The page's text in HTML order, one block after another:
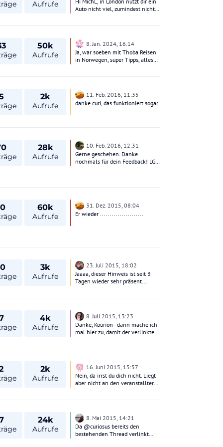
zurück.
Aufrufe
Auto nicht viel, zumindest nicht
wegen des anschließenden
Entspannungseffektes ;). Wie
man das dann mit dem
Mietwagen am geschicktesten
und nach dem London-
Aufenthalt mit Öffis zum
Rückflug-Flughafen und von dort
Gruß, Rudy
50k
Aufrufe
8. Jan. 2024, 16:14
Ja, war soeben mit Thoba Reisen
in Norwegen, super Tipps, alles
2k
Aufrufe
11. Feb. 2016, 11:35
danke curi, das funktioniert sogar
28k
Aufrufe
10. Feb. 2016, 12:31
Gerne geschehen. Danke
nochmals für dein Feedback! LG
60k
Aufrufe
31. Dez. 2015, 08:04
Er wieder ......................
3k
Aufrufe
23. Juli 2015, 18:02
Jaaaa, dieser Hinweis ist seit 3
Tagen wieder sehr präsent...
4k
Aufrufe
8. Juli 2015, 13:23
Danke, Kourion - dann mache ich
mal hier zu, damit der verlinkte
2k
Aufrufe
16. Juni 2015, 15:57
Nein, da irrst du dich nicht. Liegt
aber nicht an den veranstalltern.
nun auch zur EU gehört haben
sind die Preise ebenso wie die
Gehälter gestiegen. Demnach
auch die Preise der
24k
Aufrufe
8. Mai 2015, 14:21
Da @curiosus bereits den
bestehenden Thread verlinkt